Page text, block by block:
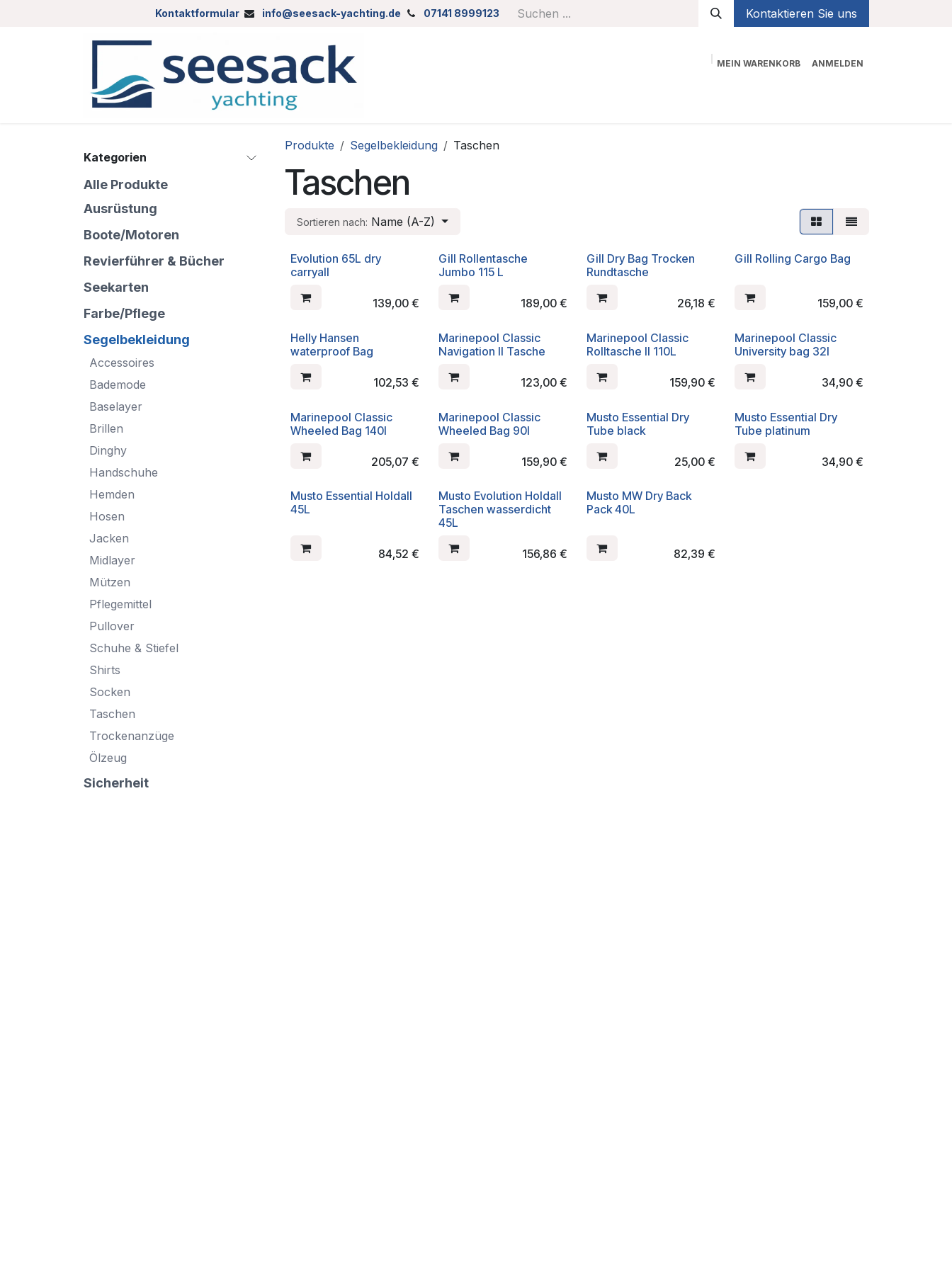
Kontaktformular info@seesack-yachting.de 07141 8999123 Kontaktieren Sie uns
MEIN WARENKORB ANMELDEN
Kategorien
Alle Produkte
Ausrüstung
Boote/Motoren
Revierführer & Bücher
Seekarten
Farbe/Pflege
Segelbekleidung
Accessoires
Bademode
Baselayer
Brillen
Dinghy
Handschuhe
Hemden
Hosen
Jacken
Midlayer
Mützen
Pflegemittel
Pullover
Schuhe & Stiefel
Shirts
Socken
Taschen
Trockenanzüge
Ölzeug
Sicherheit
Produkte Segelbekleidung Taschen
Taschen
Sortieren nach: Name (A-Z)
Evolution 65L dry
carryall
139,00€
GilI Rollentasche
Jumbo 115 L
189,00€
Gill Dry Bag Trocken
Rundtasche
26,18 €
Gill Rolling Cargo Bag
159,00€
Helly Hansen
waterproof Bag
102,53 €
Marinepool Classic
Navigation II Tasche
123,00€
Marinepool Classic
Rolltasche II 110L
159,90€
Marinepool Classic
University bag 32l
34,90€
Marinepool Classic
Wheeled Bag 140l
205,07 €
Marinepool Classic
Wheeled Bag 90l
159,90€
Musto Essential Dry
Tube black
25,00€
Musto Essential Dry
Tube platinum
34,90€
Musto Essential Holdall
45L
84,52 €
Musto Evolution Holdall
Taschen wasserdicht
45L
156,86 €
Musto MW Dry Back
Pack 40L
82,39 €